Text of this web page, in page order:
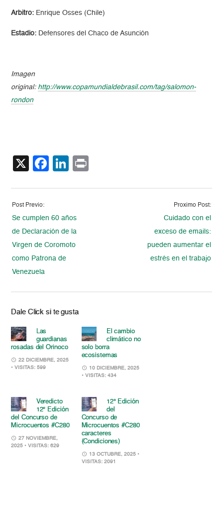
Arbitro: Enrique Osses (Chile)
Estadio: Defensores del Chaco de Asunción
Imagen
original: http://www.copamundialdebrasil.com/tag/salomon-
rondon
X Facebook
LinkedIn
Post Previo:
Se cumplen 60 años
de Declaración de la
Virgen de Coromoto
como Patrona de
Venezuela
Proximo Post:
Cuidado con el
exceso de emails:
pueden aumentar el
estrés en el trabajo
Dale Click si te gusta
Las
guardianas
rosadas del Orinoco
22 DICIEMBRE, 2025
• VISITAS: 599
El cambio
climático no
solo borra
ecosistemas
10 DICIEMBRE, 2025
• VISITAS: 434
Veredicto
12° Edición
del Concurso de
Microcuentos #C280
27 NOVIEMBRE,
2025 • VISITAS: 629
12° Edición
del
Concurso de
Microcuentos #C280
caracteres
(Condiciones)
13 OCTUBRE, 2025 •
VISITAS: 2091